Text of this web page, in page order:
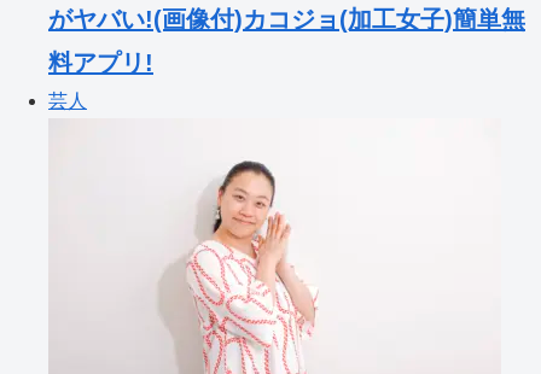
がヤバい!(画像付)カコジョ(加工女子)簡単無
料アプリ!
芸人